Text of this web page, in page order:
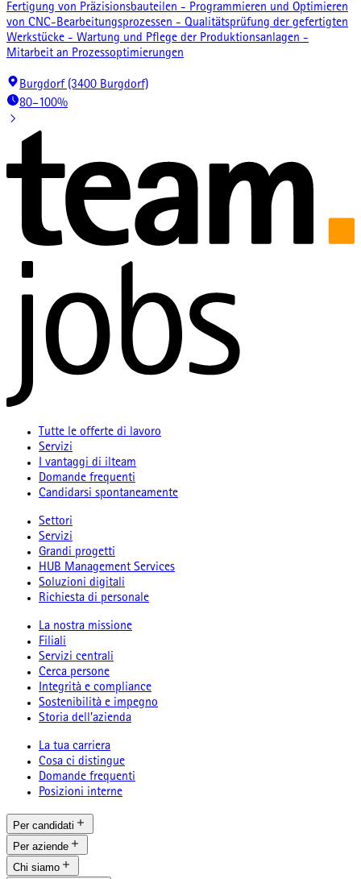
Fertigung von Präzisionsbauteilen - Programmieren und Optimieren
von CNC-Bearbeitungsprozessen - Qualitätsprüfung der gefertigten
Werkstücke - Wartung und Pflege der Produktionsanlagen -
Mitarbeit an Prozessoptimierungen
Burgdorf (3400 Burgdorf)
80–100%
Tutte le offerte di lavoro
Servizi
I vantaggi di ilteam
Domande frequenti
Candidarsi spontaneamente
Settori
Servizi
Grandi progetti
HUB Management Services
Soluzioni digitali
Richiesta di personale
La nostra missione
Filiali
Servizi centrali
Cerca persone
Integrità e compliance
Sostenibilità e impegno
Storia dell’azienda
La tua carriera
Cosa ci distingue
Domande frequenti
Posizioni interne
Per candidati
Per aziende
Chi siamo